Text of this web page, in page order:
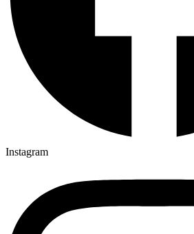
Instagram